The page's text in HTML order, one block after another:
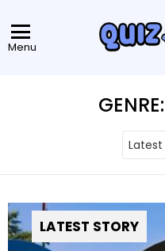
Menu
GENRE:
LATEST STORY